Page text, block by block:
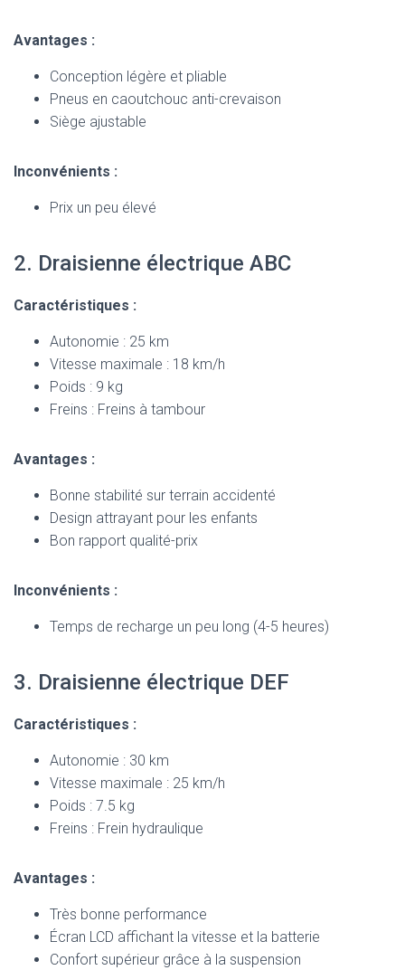
Avantages :
Conception légère et pliable
Pneus en caoutchouc anti-crevaison
Siège ajustable
Inconvénients :
Prix un peu élevé
2. Draisienne électrique ABC
Caractéristiques :
Autonomie : 25 km
Vitesse maximale : 18 km/h
Poids : 9 kg
Freins : Freins à tambour
Avantages :
Bonne stabilité sur terrain accidenté
Design attrayant pour les enfants
Bon rapport qualité-prix
Inconvénients :
Temps de recharge un peu long (4-5 heures)
3. Draisienne électrique DEF
Caractéristiques :
Autonomie : 30 km
Vitesse maximale : 25 km/h
Poids : 7.5 kg
Freins : Frein hydraulique
Avantages :
Très bonne performance
Écran LCD affichant la vitesse et la batterie
Confort supérieur grâce à la suspension